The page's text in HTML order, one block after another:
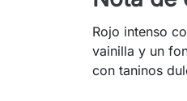
Rojo intenso
vainilla y un
con taninos